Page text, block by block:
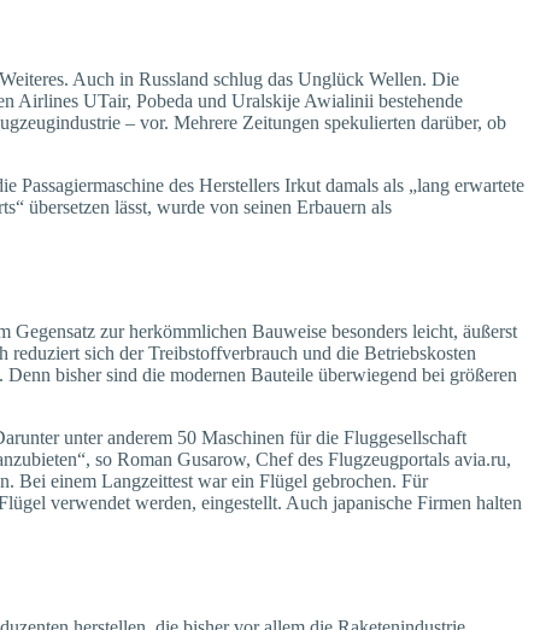
Auch in Russland schlug das Unglück Wellen. Die
Airlines UTair, Pobeda und Uralskije Awialinii bestehende
– vor. Mehrere Zeitungen spekulierten darüber, ob
des Herstellers Irkut damals als „lang erwartete
übersetzen lässt, wurde von seinen Erbauern als
zur herkömmlichen Bauweise besonders leicht, äußerst
sich der Treibstoffverbrauch und die Betriebskosten
bisher sind die modernen Bauteile überwiegend bei größeren
unter anderem 50 Maschinen für die Fluggesellschaft
so Roman Gusarow, Chef des Flugzeugportals avia.ru,
Bei einem Langzeittest war ein Flügel gebrochen. Für
verwendet werden, eingestellt. Auch japanische Firmen halten